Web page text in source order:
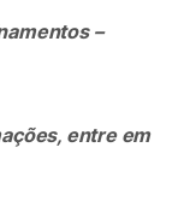
–
entre em